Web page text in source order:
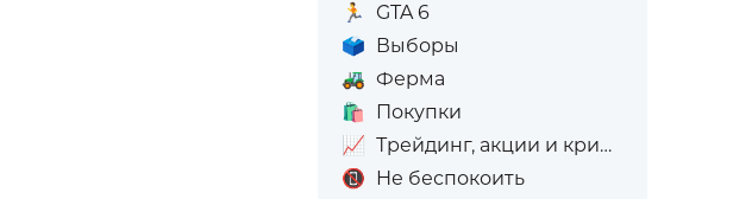
🏃
GTA 6
🗳️ Выборы
🚜 Ферма
🛍️
Покупки
📈 Трейдинг, акции и криптовалюта
📵 Не беспокоить